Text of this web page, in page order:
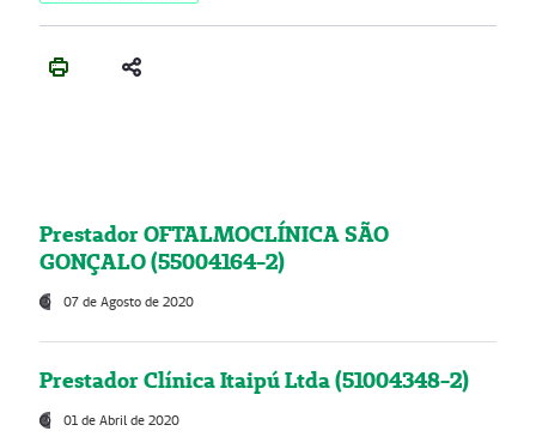
Prestador OFTALMOCLÍNICA SÃO
GONÇALO (55004164-2)
07 de Agosto de 2020
Prestador Clínica Itaipú Ltda (51004348-2)
01 de Abril de 2020